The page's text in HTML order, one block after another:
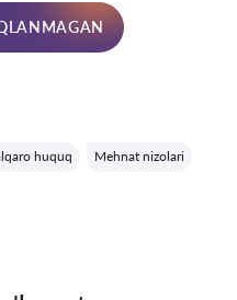
huquq Mehnat nizolari